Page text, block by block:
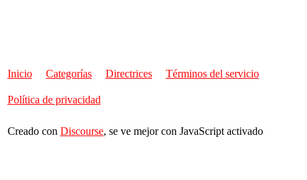
Inicio Categorías Directrices Términos del servicio
Política de privacidad
Creado con Discourse, se ve mejor con JavaScript activado